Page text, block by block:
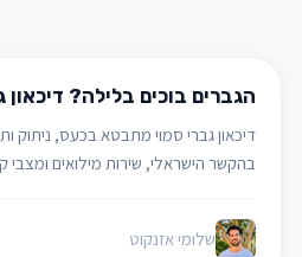
טיפול רגשי
הגברים בוכים בלילה? דיכאון
דיכאון גברי סמוי מתבטא בכעס, ניתוק
בהקשר הישראלי, שירות מילואים ומצבי
משמעות וחוסן.
שלומי אזנקוט